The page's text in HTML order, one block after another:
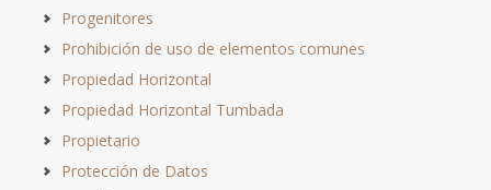
Progenitores
Prohibición de uso de elementos comunes
Propiedad Horizontal
Propiedad Horizontal Tumbada
Propietario
Protección de Datos